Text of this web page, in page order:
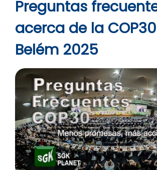
Preguntas
acerca de la COP30
Belém 2025